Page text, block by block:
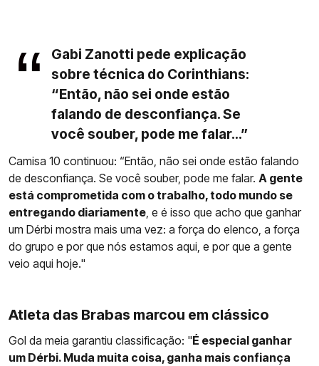
Gabi Zanotti pede explicação
sobre técnica do Corinthians:
“Então, não sei onde estão
falando de desconfiança. Se
você souber, pode me falar...”
Camisa 10 continuou: “Então, não sei onde estão falando
de desconfiança. Se você souber, pode me falar. A gente
está comprometida com o trabalho, todo mundo se
entregando diariamente, e é isso que acho que ganhar
um Dérbi mostra mais uma vez: a força do elenco, a força
do grupo e por que nós estamos aqui, e por que a gente
veio aqui hoje."
Atleta das Brabas marcou em clássico
Gol da meia garantiu classificação: "É especial ganhar
um Dérbi. Muda muita coisa, ganha mais confiança